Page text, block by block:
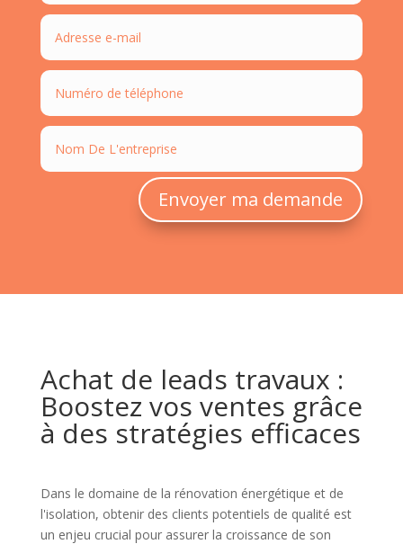
Envoyer ma demande
Achat de leads travaux :
Boostez vos ventes grâce
à des stratégies efficaces
Dans le domaine de la rénovation énergétique et de
l'isolation, obtenir des clients potentiels de qualité est
un enjeu crucial pour assurer la croissance de son